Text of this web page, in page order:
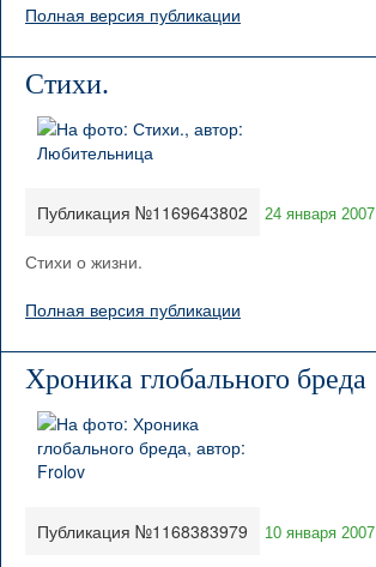
Полная версия публикации
Стихи.
Публикация №1169643802 24 января 2007
Стихи о жизни.
Полная версия публикации
Хроника глобального бреда
Публикация №1168383979 10 января 2007